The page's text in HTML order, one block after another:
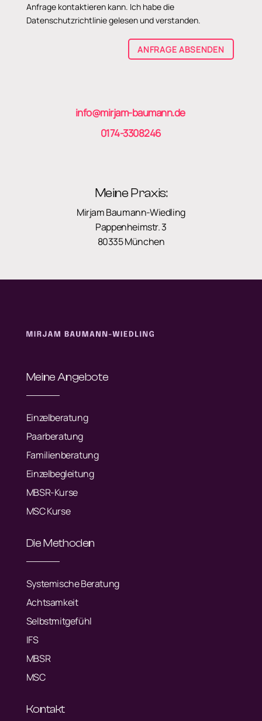
Anfrage kontaktieren kann. Ich habe die
Datenschutzrichtlinie gelesen und verstanden.
ANFRAGE ABSENDEN
info@mirjam-baumann.de
0174-3308246
Meine Praxis:
Mirjam Baumann-Wiedling
Pappenheimstr. 3
80335 München
Meine Angebote
Einzelberatung
Paarberatung
Familienberatung
Einzelbegleitung
MBSR-Kurse
MSC Kurse
Die Methoden
Systemische Beratung
Achtsamkeit
Selbstmitgefühl
IFS
MBSR
MSC
Kontakt